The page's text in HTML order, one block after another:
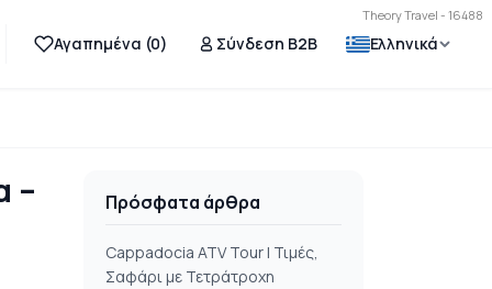
Theory Travel - 16488
Αγαπημένα (0) Σύνδεση B2B Ελληνικά
– Πρόσφατα άρθρα
Cappadocia ATV Tour | Τιμές,
Σαφάρι με Τετράτροχη